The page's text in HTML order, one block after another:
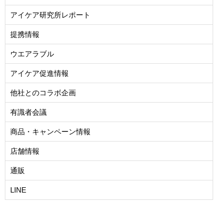
アイケア研究所レポート
提携情報
ウエアラブル
アイケア促進情報
他社とのコラボ企画
有識者会議
商品・キャンペーン情報
店舗情報
通販
LINE